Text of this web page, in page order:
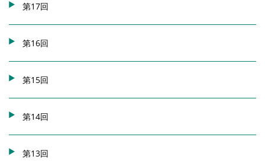
第17回
第16回
第15回
第14回
第13回